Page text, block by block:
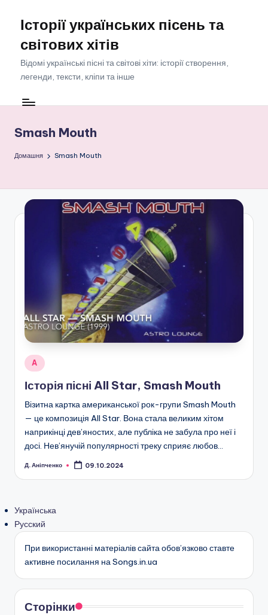
Перейти
вмісту
Історії українських пісень та
світових хітів
Відомі українські пісні та світові хіти: історії створення,
легенди, тексти, кліпи та інше
Smash Mouth
Домашня Smash Mouth
Опубліковано
A
Історія пісні All Star, Smash Mouth
Візитна картка американської рок-групи Smash Mouth
— це композиція All Star. Вона стала великим хітом
наприкінці дев’яностих, але публіка не забула про неї і
досі. Нев’янучій популярності треку сприяє любов…
Опубліковано
Д. Аніпченко 09.10.2024
Українська
Русский
При використанні матеріалів сайта обов’язково ставте
активне посилання на Songs.in.ua
Сторінки